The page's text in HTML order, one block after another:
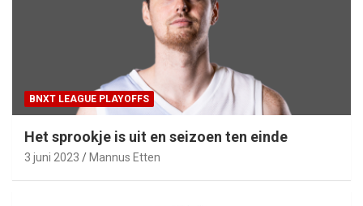
BNXT LEAGUE PLAYOFFS
Het sprookje is uit en seizoen ten einde
3 juni 2023 Mannus Etten